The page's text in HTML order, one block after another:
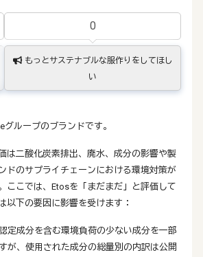
0
もっとサステナブルな服作りをしてほし
い
ループのブランドです。
は二酸化炭素排出、廃水、成分の影響や製
ドのサプライチェーンにおける環境対策が
ここでは、Etosを「まだまだ」と評価して
以下の要因に影響を受けます：
定成分を含む環境負荷の少ない成分を一部
が、使用された成分の総量別の内訳は公開